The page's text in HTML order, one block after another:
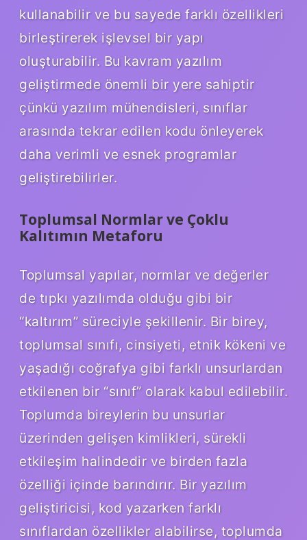
kullanabilir ve bu sayede farklı özellikleri
birleştirerek işlevsel bir yapı
oluşturabilir. Bu kavram yazılım
geliştirmede önemli bir yere sahiptir
çünkü yazılım mühendisleri, sınıflar
arasında tekrar edilen kodu önleyerek
daha verimli ve esnek programlar
geliştirebilirler.
Toplumsal Normlar ve Çoklu
Kalıtımın Metaforu
Toplumsal yapılar, normlar ve değerler
de tıpkı yazılımda olduğu gibi bir
“kaltırım” süreciyle şekillenir. Bir birey,
toplumsal sınıfı, cinsiyeti, etnik kökeni ve
yaşadığı coğrafya gibi farklı unsurlardan
etkilenen bir “sınıf” olarak kabul edilebilir.
Toplumda bireylerin bu unsurlar
üzerinden gelişen kimlikleri, sürekli
etkileşim halindedir ve birden fazla
özelliği içinde barındırır. Bir yazılım
geliştiricisi, kod yazarken farklı
sınıflardan özellikler alabilirse, toplumda